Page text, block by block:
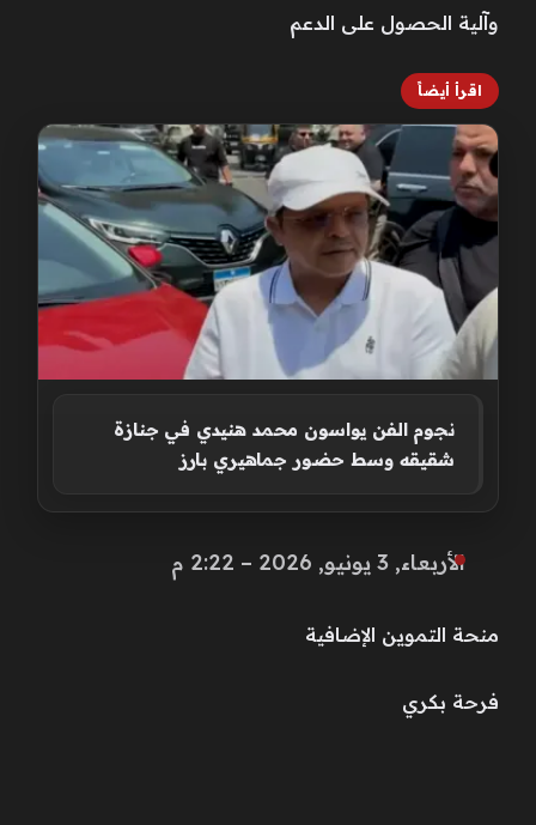
وآلية الحصول على الدعم
اقرأ أيضاً
نجوم الفن يواسون محمد هنيدي في جنازة
شقيقه وسط حضور جماهيري بارز
الأربعاء, 3 يونيو, 2026 – 2:22 م
منحة التموين الإضافية
فرحة بكري